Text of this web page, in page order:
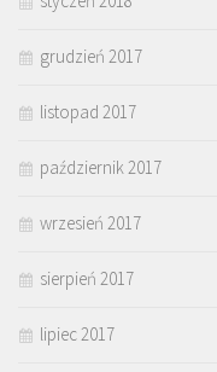
grudzień 2017
listopad 2017
październik 2017
wrzesień 2017
sierpień 2017
lipiec 2017